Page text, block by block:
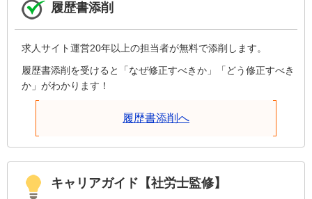
履歴書添削
求人サイト運営20年以上の担当者が無料で添削します。
履歴書添削を受けると「なぜ修正すべきか」「どう修正すべき
か」がわかります！
履歴書添削へ
キャリアガイド【社労士監修】